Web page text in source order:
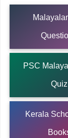
PSC
Quiz
Kerala